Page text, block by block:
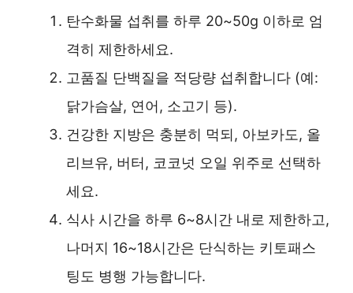
탄수화물 섭취를 하루 20~50g 이하로 엄
격히 제한하세요.
고품질 단백질을 적당량 섭취합니다 (예:
닭가슴살, 연어, 소고기 등).
건강한 지방은 충분히 먹되, 아보카도, 올
리브유, 버터, 코코넛 오일 위주로 선택하
세요.
식사 시간을 하루 6~8시간 내로 제한하고,
나머지 16~18시간은 단식하는 키토패스
팅도 병행 가능합니다.